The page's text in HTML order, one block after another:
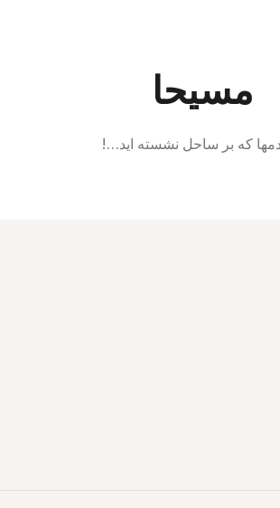
مسیحا
كه بر ساحل نشسته ايد…!